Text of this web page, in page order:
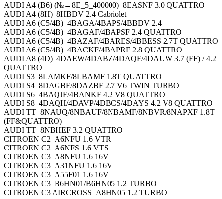
AUDI A4 (B6) (№→8E_5_400000) 8EASNF 3.0 QUATTRO
AUDI A4 (8H) 8HBDV 2.4 Cabriolet
AUDI A6 (C5/4B) 4BAGA/4BAPS/4BBDV 2.4
AUDI A6 (C5/4B) 4BAGAF/4BAPSF 2.4 QUATTRO
AUDI A6 (C5/4B) 4BAZAF/4BARES/4BBESS 2.7T QUATTRO
AUDI A6 (C5/4B) 4BACKF/4BAPRF 2.8 QUATTRO
AUDI A8 (4D) 4DAEW/4DABZ/4DAQF/4DAUW 3.7 (FF) / 4.2
QUATTRO
AUDI S3 8LAMKF/8LBAMF 1.8T QUATTRO
AUDI S4 8DAGBF/8DAZBF 2.7 V6 TWIN TURBO
AUDI S6 4BAQJF/4BANKF 4.2 V8 QUATTRO
AUDI S8 4DAQH/4DAVP/4DBCS/4DAYS 4.2 V8 QUATTRO
AUDI TT 8NAUQ/8NBAUF/8NBAMF/8NBVR/8NAPXF 1.8T
(FF&QUATTRO)
AUDI TT 8NBHEF 3.2 QUATTRO
CITROEN C2 A6NFU 1.6 VTR
CITROEN C2 A6NFS 1.6 VTS
CITROEN C3 A8NFU 1.6 16V
CITROEN C3 A31NFU 1.6 16V
CITROEN C3 A55F01 1.6 16V
CITROEN C3 B6HN01/B6HN05 1.2 TURBO
CITROEN C3 AIRCROSS A8HN05 1.2 TURBO